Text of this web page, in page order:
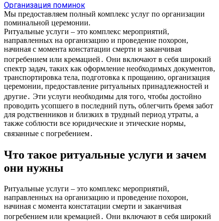
Организация поминок
Мы предоставляем полный комплекс услуг по организации
поминальной церемонии.
Ритуальные услуги – это комплекс мероприятий,
направленных на организацию и проведение похорон,
начиная с момента констатации смерти и заканчивая
погребением или кремацией․ Они включают в себя широкий
спектр задач, таких как оформление необходимых документов,
транспортировка тела, подготовка к прощанию, организация
церемонии, предоставление ритуальных принадлежностей и
другие․ Эти услуги необходимы для того, чтобы достойно
проводить усопшего в последний путь, облегчить бремя забот
для родственников и близких в трудный период утраты, а
также соблюсти все юридические и этические нормы,
связанные с погребением․
Что такое ритуальные услуги и зачем
они нужны
Ритуальные услуги – это комплекс мероприятий,
направленных на организацию и проведение похорон,
начиная с момента констатации смерти и заканчивая
погребением или кремацией․ Они включают в себя широкий